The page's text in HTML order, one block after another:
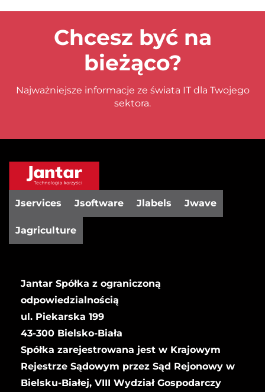
Chcesz być na
bieżąco?
Najważniejsze informacje ze świata IT dla Twojego
sektora.
Jservices Jsoftware Jlabels Jwave
Jagriculture
Jantar Spółka z ograniczoną
odpowiedzialnością
ul. Piekarska 199
43-300 Bielsko-Biała
Spółka zarejestrowana jest w Krajowym
Rejestrze Sądowym przez Sąd Rejonowy w
Bielsku-Białej, VIII Wydział Gospodarczy